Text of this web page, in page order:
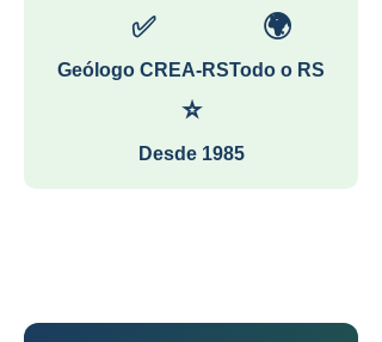
✅
Geólogo CREA-RS
🌍
Todo o RS
⭐
Desde 1985